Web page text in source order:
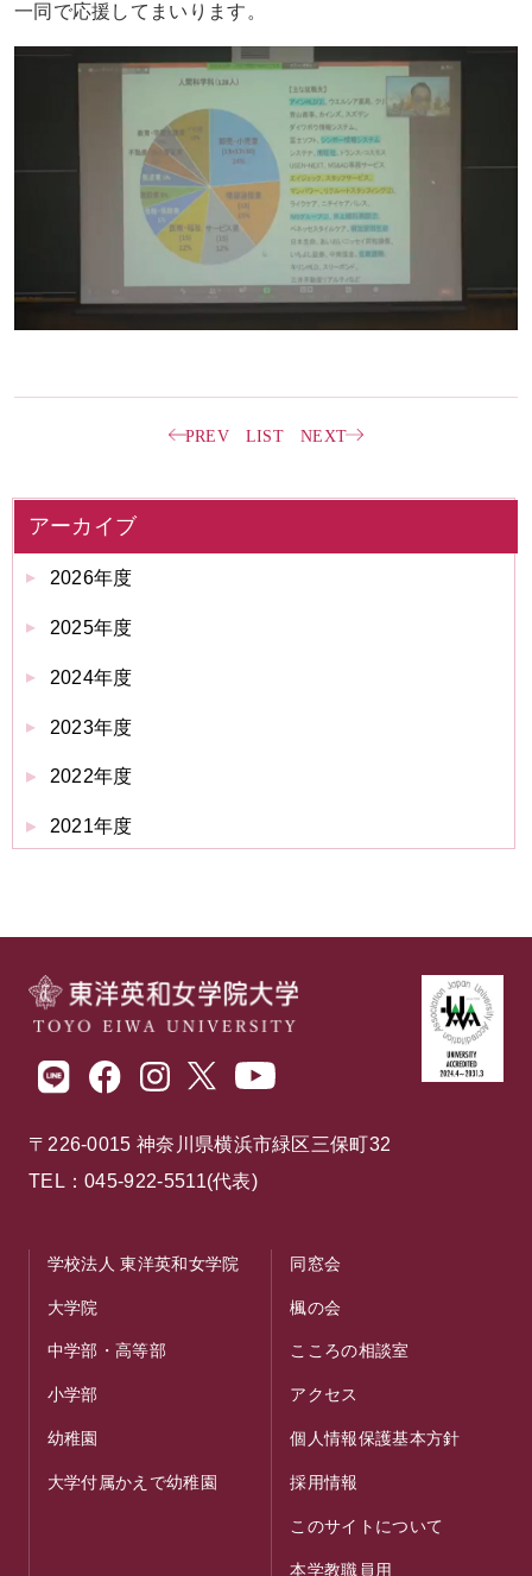
一同で応援してまいります。
PREV LIST NEXT
アーカイブ
2026年度
2025年度
2024年度
2023年度
2022年度
2021年度
〒226-0015 神奈川県横浜市緑区三保町32
TEL：045-922-5511(代表)
学校法人 東洋英和女学院
大学院
中学部・高等部
小学部
幼稚園
大学付属かえで幼稚園
同窓会
楓の会
こころの相談室
アクセス
個人情報保護基本方針
採用情報
このサイトについて
本学教職員用